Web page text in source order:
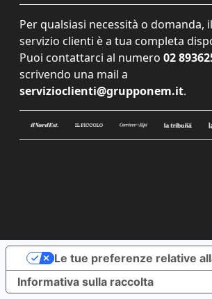
Per qualsiasi necessità o domanda,
servizio clienti è a tua completa
Puoi contattarci al numero 02
scrivendo una mail a
servizioclienti@grupponem.it.
Informativa sulla raccolta
Le tue preferenze relative